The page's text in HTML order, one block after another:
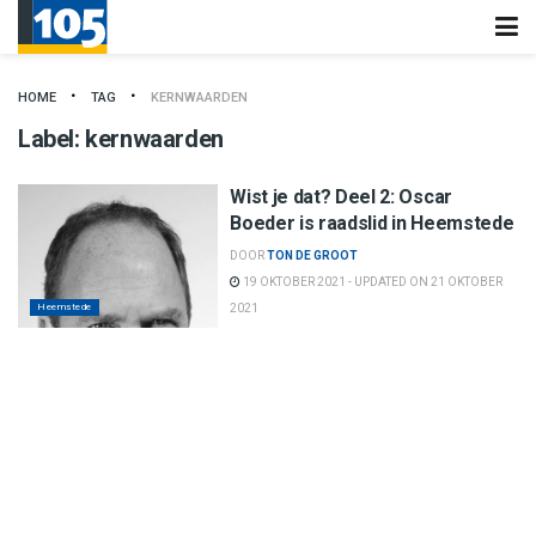
HOME TAG KERNWAARDEN
Label: kernwaarden
Heemstede
Wist je dat? Deel 2: Oscar
Boeder is raadslid in Heemstede
DOORTON DE GROOT
19 OKTOBER 2021 - UPDATED ON 21 OKTOBER
2021